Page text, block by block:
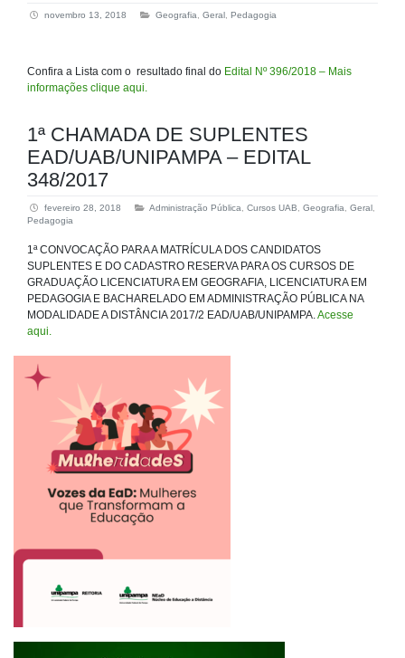
novembro 13, 2018 Geografia Geral Pedagogia
Confira a Lista com o resultado final do Edital Nº 396/2018 – Mais
informações clique aqui.
1ª CHAMADA DE SUPLENTES
EAD/UAB/UNIPAMPA – EDITAL
348/2017
fevereiro 28, 2018 Administração Pública Cursos UAB Geografia Geral
Pedagogia
1ª CONVOCAÇÃO PARA A MATRÍCULA DOS CANDIDATOS
SUPLENTES E DO CADASTRO RESERVA PARA OS CURSOS DE
GRADUAÇÃO LICENCIATURA EM GEOGRAFIA, LICENCIATURA EM
PEDAGOGIA E BACHARELADO EM ADMINISTRAÇÃO PÚBLICA NA
MODALIDADE A DISTÂNCIA 2017/2 EAD/UAB/UNIPAMPA.Acesse
aqui.